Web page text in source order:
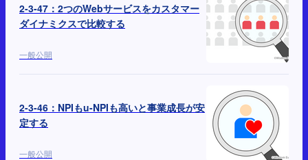
2-3-47：2つのWebサービスをカスタマー
ダイナミクスで比較する
一般公開
2-3-46：NPIもu-NPIも高いと事業成長が安
定する
一般公開